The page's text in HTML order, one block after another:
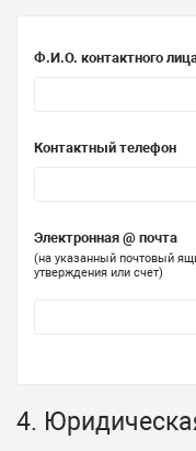
Ф.И.О. контактного
Контактный телефон
Электронная @ почта
(на указанный почтовый
утверждения или счет)
4.